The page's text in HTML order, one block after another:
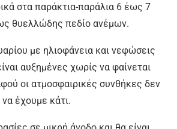
στα παράκτια-παράλια 6 έως 7
θυελλώδης πεδίο ανέμων.
με ηλιοφάνεια και νεφώσεις
αυξημένες χωρίς να φαίνεται
οι ατμοσφαιρικές συνθήκες δεν
να έχουμε κάτι.